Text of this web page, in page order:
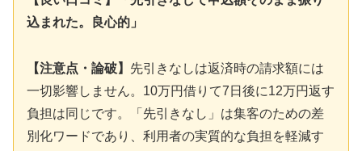
込まれた。良心的」
【注意点・論破】 先引きなしは返済時の請求額には
一切影響しません。10万円借りて7日後に12万円返す
負担は同じです。「先引きなし」は集客のための差
別化ワードであり、利用者の実質的な負担を軽減す